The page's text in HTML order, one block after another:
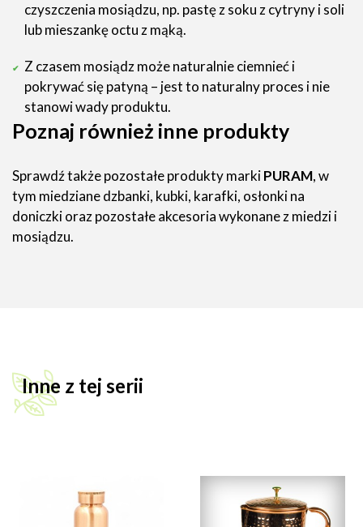
czyszczenia mosiądzu, np. pastę z soku z cytryny i soli
lub mieszankę octu z mąką.
Z czasem mosiądz może naturalnie ciemnieć i
pokrywać się patyną – jest to naturalny proces i nie
stanowi wady produktu.
Poznaj również inne produkty
Sprawdź także pozostałe produkty markiPURAM, w
tym miedziane dzbanki, kubki, karafki, osłonki na
doniczki oraz pozostałe akcesoria wykonane z miedzi i
mosiądzu.
Inne z tej serii